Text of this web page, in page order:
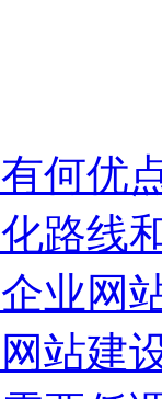
何优
路线
业网
站建